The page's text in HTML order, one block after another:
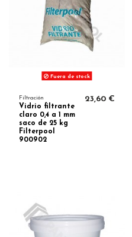
Fuera de stock
Filtración
Vidrio filtrante
claro 0,4 a 1 mm
saco de 25 kg
Filterpool
900902
23,60 €